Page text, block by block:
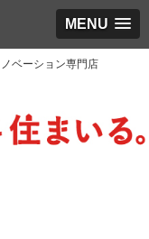
MENU
ベーション専門店